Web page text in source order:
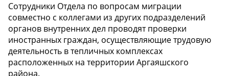
Сотрудники Отдела по вопросам миграции
совместно с коллегами из других подразделений
органов внутренних дел проводят проверки
иностранных граждан, осуществляющие трудовую
деятельность в тепличных комплексах
расположенных на территории Аргаяшского
района.